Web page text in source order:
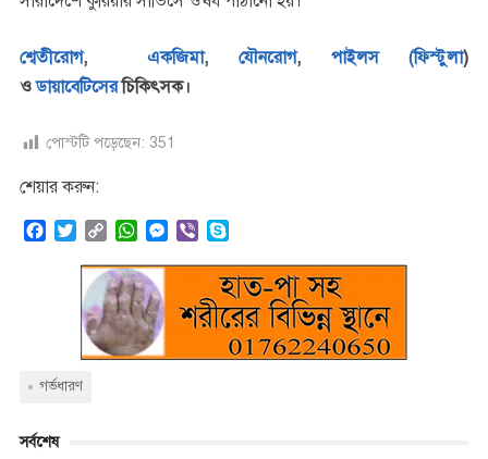
শ্বেতীরোগ, একজিমা, যৌনরোগ,পাইলস (ফিস্টুলা)
ওডায়াবেটিসেরচিকিৎসক।
পোস্টটি পড়েছেন: 351
শেয়ার করুন:
k
t
e
r
p
y
L
i
n
W
a
t
s
A
p
M
s
g
V
b
e
r
y
p
e
গর্ভধারণ
সর্বশেষ